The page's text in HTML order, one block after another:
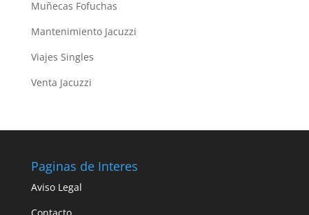
Muñecas Fofuchas
Mantenimiento Jacuzzi
Viajes Singles
Venta Jacuzzi
Paginas de Interes
Aviso Legal